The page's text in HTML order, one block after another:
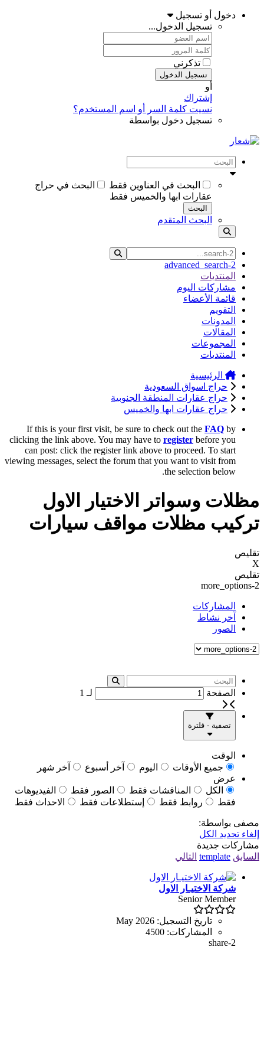
دخول أو تسجيل
تسجيل الدخول...
تذكرني
تسجيل الدخول
أو
إشتراك
نسيت كلمة السر أو اسم المستخدم؟
تسجيل دخول بواسطة
البحث في العناوين فقط
البحث في حراج
عقارات ابها والخميس فقط
البحث
البحث المتقدم
advanced_search-2
المنتديات
مشاركات اليوم
قائمة الأعضاء
التقويم
المدونات
المقالات
المجموعات
المنتديات
الرئيسية
حراج اسواق السعودية
حراج عقارات المنطقة الجنوبية
حراج عقارات ابها والخميس
If this is your first visit, be sure to check out the FAQ by
clicking the link above. You may have to register before you
can post: click the register link above to proceed. To start
viewing messages, select the forum that you want to visit from
the selection below.
مظلات وسواتر الاختيار الاول
تركيب مظلات مواقف سيارات
تقليص
X
تقليص
more_options-2
المشاركات
آخر نشاط
الصور
الصفحة لـ 1
تصفية - فلترة
الوقت
جميع الأوقات
اليوم آخر أسبوع
آخر شهر
عرض
الكل
المناقشات فقط الصور فقط
الفيديوهات
فقط
روابط فقط إستطلاعات فقط الاحداث فقط
مصفى بواسطة:
إلغاء تحديد الكل
مشاركات جديدة
السابق template التالي
شركة الاختيـار الاول
Senior Member
تاريخ التسجيل: May 2026
المشاركات: 4500
share-2